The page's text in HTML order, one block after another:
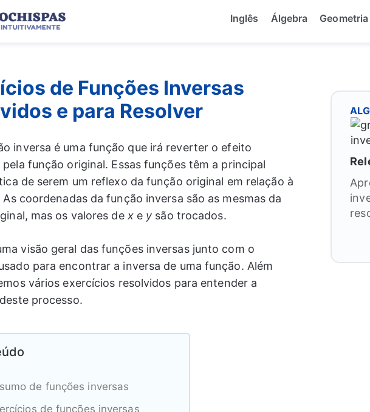
Inglês Álgebra Geometria
de Funções Inversas
e para Resolver
inversa é uma função que irá reverter o efeito
função original. Essas funções têm a principal
de serem um reflexo da função original em relação à
As coordenadas da função inversa são as mesmas da
mas os valores de xe y são trocados.
visão geral das funções inversas junto com o
para encontrar a inversa de uma função. Além
vários exercícios resolvidos para entender a
processo.
de funções inversas
de funções inversas